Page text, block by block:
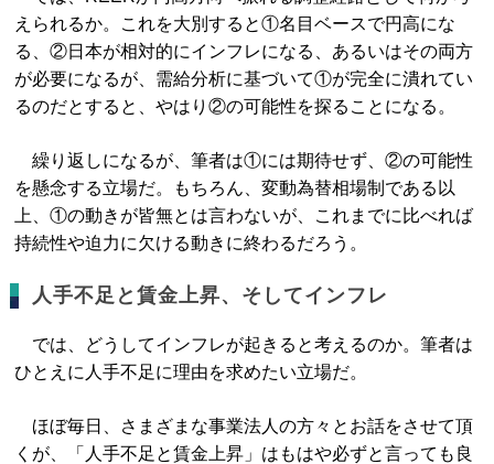
えられるか。これを大別すると①名目ベースで円高にな
る、②日本が相対的にインフレになる、あるいはその両方
が必要になるが、需給分析に基づいて①が完全に潰れてい
るのだとすると、やはり②の可能性を探ることになる。
繰り返しになるが、筆者は①には期待せず、②の可能性
を懸念する立場だ。もちろん、変動為替相場制である以
上、①の動きが皆無とは言わないが、これまでに比べれば
持続性や迫力に欠ける動きに終わるだろう。
人手不足と賃金上昇、そしてインフレ
では、どうしてインフレが起きると考えるのか。筆者は
ひとえに人手不足に理由を求めたい立場だ。
ほぼ毎日、さまざまな事業法人の方々とお話をさせて頂
くが、「人手不足と賃金上昇」はもはや必ずと言っても良